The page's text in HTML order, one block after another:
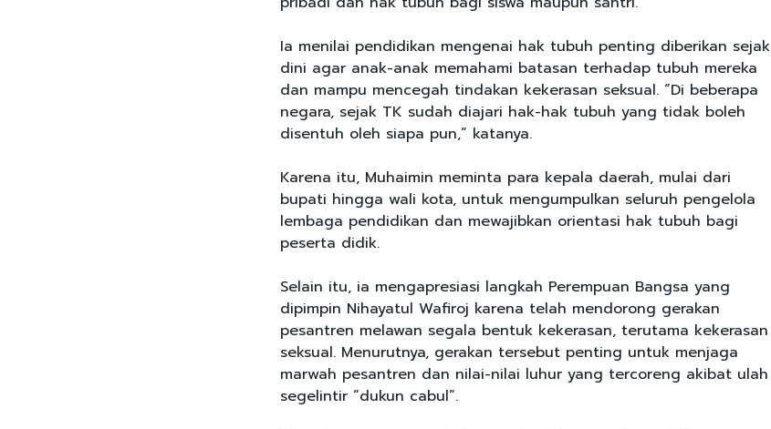
Ia menilai pendidikan mengenai hak tubuh penting diberikan sejak
dini agar anak-anak memahami batasan terhadap tubuh mereka
dan mampu mencegah tindakan kekerasan seksual. “Di beberapa
negara, sejak TK sudah diajari hak-hak tubuh yang tidak boleh
disentuh oleh siapa pun,” katanya.
Karena itu, Muhaimin meminta para kepala daerah, mulai dari
bupati hingga wali kota, untuk mengumpulkan seluruh pengelola
lembaga pendidikan dan mewajibkan orientasi hak tubuh bagi
peserta didik.
Selain itu, ia mengapresiasi langkah Perempuan Bangsa yang
dipimpin Nihayatul Wafiroj karena telah mendorong gerakan
pesantren melawan segala bentuk kekerasan, terutama kekerasan
seksual. Menurutnya, gerakan tersebut penting untuk menjaga
marwah pesantren dan nilai-nilai luhur yang tercoreng akibat ulah
segelintir “dukun cabul”.